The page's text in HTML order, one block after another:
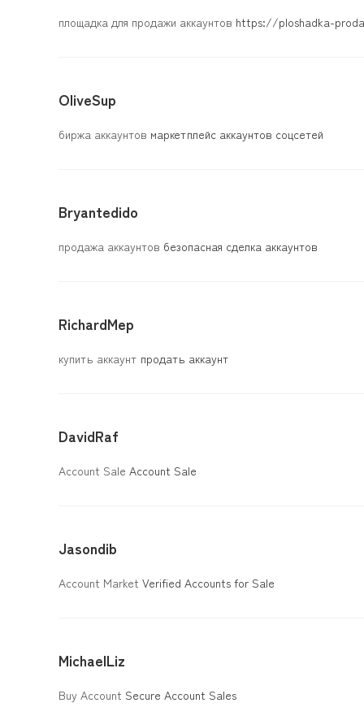
площадка для продажи аккаунтов https://ploshadka-
OliveSup
биржа аккаунтов маркетплейс аккаунтов соцсетей
Bryantedido
продажа аккаунтов безопасная сделка аккаунтов
RichardMep
купить аккаунт продать аккаунт
DavidRaf
Account Sale Account Sale
Jasondib
Account Market Verified Accounts for Sale
MichaelLiz
Buy Account Secure Account Sales